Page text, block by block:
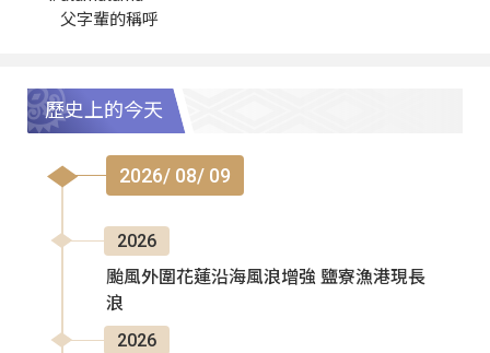
父字輩的稱呼
歷史上的今天
2026/ 08/ 09
2026
颱風外圍花蓮沿海風浪增強 鹽寮漁港現長
浪
2026